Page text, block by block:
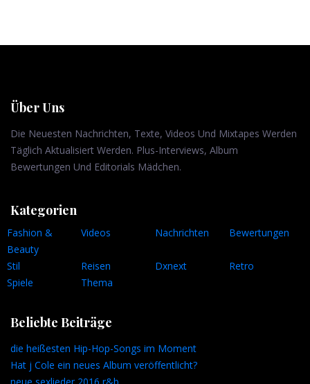
Über Uns
Die Neuesten Nachrichten, Texte, Videos Und Mixtapes Werden
Täglich Aktualisiert Werden. Plus-Interviews, Album
Bewertungen Und Editorials Mädchen.
Kategorien
Fashion &
Beauty
Videos Nachrichten Bewertungen
Stil Reisen Dxnext
Retro
Spiele
Thema
Beliebte Beiträge
die heißesten Hip-Hop-Songs im Moment
Hat j Cole ein neues Album veröffentlicht?